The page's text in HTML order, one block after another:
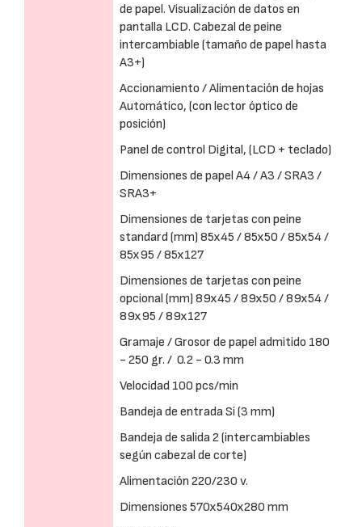
de papel. Visualización de datos en
pantalla LCD. Cabezal de peine
intercambiable (tamaño de papel hasta
A3+)
Accionamiento / Alimentación de hojas
Automático, (con lector óptico de
posición)
Panel de control Digital, (LCD + teclado)
Dimensiones de papel A4 / A3 / SRA3 /
SRA3+
Dimensiones de tarjetas con peine
standard (mm) 85x45 / 85x50 / 85x54 /
85x95 / 85x127
Dimensiones de tarjetas con peine
opcional (mm) 89x45 / 89x50 / 89x54 /
89x95 / 89x127
Gramaje / Grosor de papel admitido 180
- 250 gr. / 0.2 - 0.3 mm
Velocidad 100 pcs/min
Bandeja de entrada Si (3 mm)
Bandeja de salida 2 (intercambiables
según cabezal de corte)
Alimentación 220/230 v.
Dimensiones 570x540x280 mm